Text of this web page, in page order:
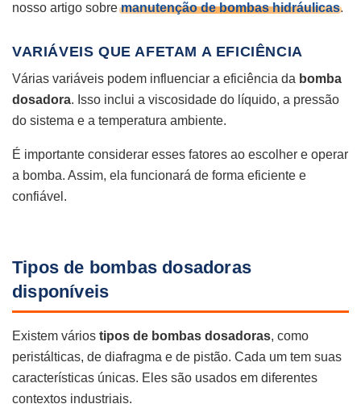
nosso artigo sobremanutenção de bombas hidráulicas.
VARIÁVEIS QUE AFETAM A EFICIÊNCIA
Várias variáveis podem influenciar a eficiência da bomba
dosadora. Isso inclui a viscosidade do líquido, a pressão
do sistema e a temperatura ambiente.
É importante considerar esses fatores ao escolher e operar
a bomba. Assim, ela funcionará de forma eficiente e
confiável.
Tipos de bombas dosadoras
disponíveis
Existem vários tipos de bombas dosadoras, como
peristálticas, de diafragma e de pistão. Cada um tem suas
características únicas. Eles são usados em diferentes
contextos industriais.